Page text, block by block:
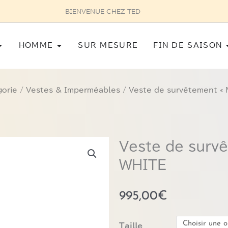
VOUS AU 03 87 75 27 32
Femme
HOMME Ouvrir Homme
SUR MESURE FIN DE SAISON
/ Vestes & Imperméables / Veste de survêtement «
Veste de
WHITE
995,00€
Taille
quantité